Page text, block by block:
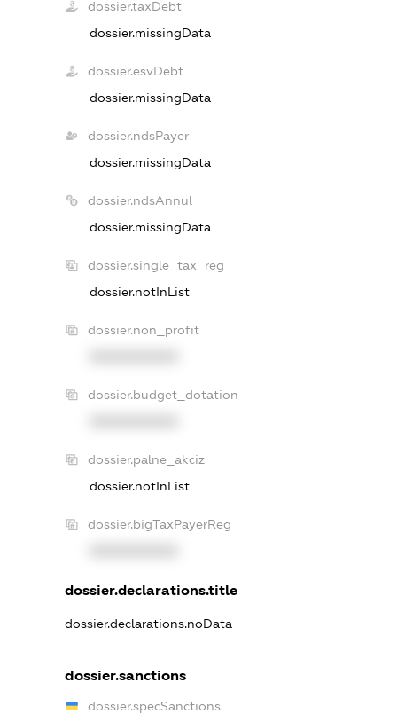
dossier.taxDebt
dossier.missingData
dossier.esvDebt
dossier.missingData
dossier.ndsPayer
dossier.missingData
dossier.ndsAnnul
dossier.missingData
dossier.single_tax_reg
dossier.notInList
dossier.non_profit
dossier.budget_dotation
dossier.palne_akciz
dossier.notInList
dossier.bigTaxPayerReg
dossier.declarations.title
dossier.declarations.noData
dossier.sanctions
dossier.specSanctions